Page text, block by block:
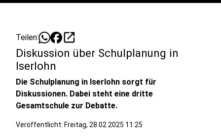
Teilen: open_in_new
Diskussion über Schulplanung in
Iserlohn
Die Schulplanung in Iserlohn sorgt für
Diskussionen. Dabei steht eine dritte
Gesamtschule zur Debatte.
Veröffentlicht: Freitag, 28.02.2025 11:25